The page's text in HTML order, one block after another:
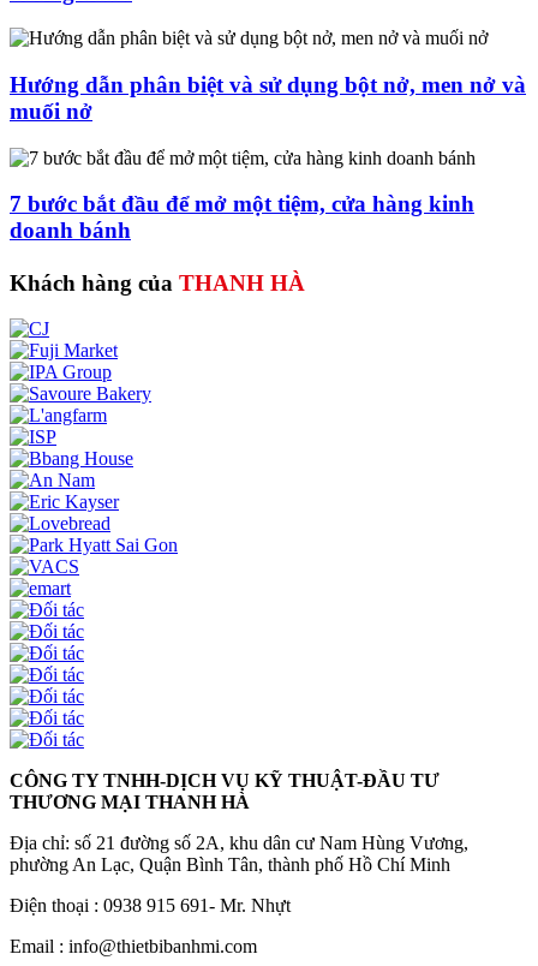
Hướng dẫn phân biệt và sử dụng bột nở, men nở và
muối nở
7 bước bắt đầu để mở một tiệm, cửa hàng kinh
doanh bánh
Khách hàng của THANH HÀ
CÔNG TY TNHH-DỊCH VỤ KỸ THUẬT-ĐẦU TƯ
THƯƠNG MẠI THANH HÀ
Địa chỉ: số 21 đường số 2A, khu dân cư Nam Hùng Vương,
phường An Lạc, Quận Bình Tân, thành phố Hồ Chí Minh
Điện thoại : 0938 915 691- Mr. Nhựt
Email : info@thietbibanhmi.com